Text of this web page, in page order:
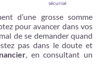
sécurisé
d’une grosse somme
pour avancer dans vos
de se demander quand
pas dans le doute et
, en consultant un